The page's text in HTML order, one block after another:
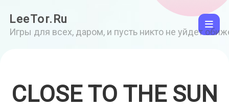
LeeTor.Ru
Игры для всех, даром, и пусть никто не уйдет
CLOSE TO THE SUN